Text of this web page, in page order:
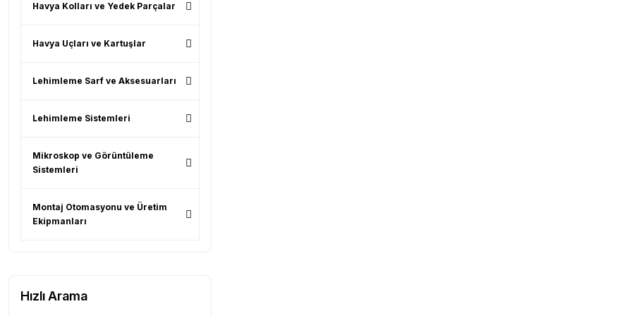
Havya Kolları ve Yedek Parçalar
Havya Uçları ve Kartuşlar
Lehimleme Sarf ve Aksesuarları
Lehimleme Sistemleri
Mikroskop ve Görüntüleme
Sistemleri
Montaj Otomasyonu ve Üretim
Ekipmanları
Hızlı Arama